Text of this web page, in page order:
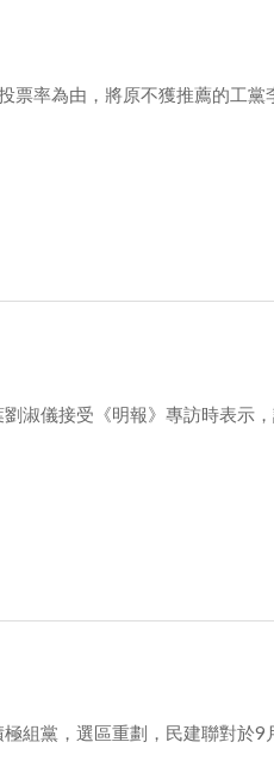
票率為由，將原不獲推薦的工黨
淑儀接受《明報》專訪時表示
組黨，選區重劃，民建聯對於9